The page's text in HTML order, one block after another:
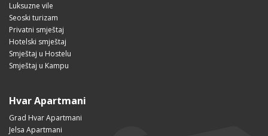
Luksuzne vile
Seoski turizam
Privatni smještaj
Hotelski smještaj
Smještaj u Hostelu
Smještaj u Kampu
Hvar Apartmani
Grad Hvar Apartmani
Jelsa Apartmani